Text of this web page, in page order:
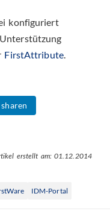
konfiguriert
FirstAttribute.
sharen
erstellt am: 01.12.2014
IDM-Portal